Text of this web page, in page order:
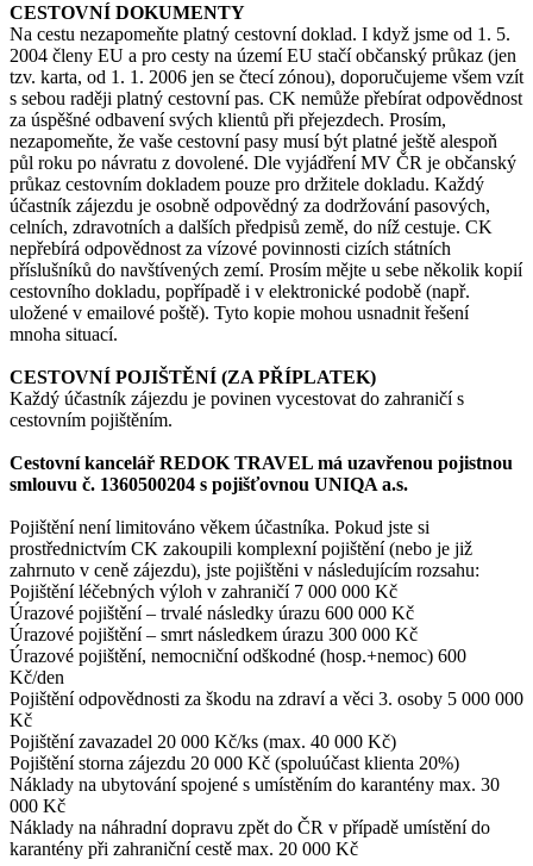
CESTOVNÍ DOKUMENTY
Na cestu nezapomeňte platný cestovní doklad. I když jsme od 1. 5.
2004 členy EU a pro cesty na území EU stačí občanský průkaz (jen
tzv. karta, od 1. 1. 2006 jen se čtecí zónou), doporučujeme všem vzít
s sebou raději platný cestovní pas. CK nemůže přebírat odpovědnost
za úspěšné odbavení svých klientů při přejezdech. Prosím,
nezapomeňte, že vaše cestovní pasy musí být platné ještě alespoň
půl roku po návratu z dovolené. Dle vyjádření MV ČR je občanský
průkaz cestovním dokladem pouze pro držitele dokladu. Každý
účastník zájezdu je osobně odpovědný za dodržování pasových,
celních, zdravotních a dalších předpisů země, do níž cestuje. CK
nepřebírá odpovědnost za vízové povinnosti cizích státních
příslušníků do navštívených zemí. Prosím mějte u sebe několik kopií
cestovního dokladu, popřípadě i v elektronické podobě (např.
uložené v emailové poště). Tyto kopie mohou usnadnit řešení
mnoha situací.
CESTOVNÍ POJIŠTĚNÍ (ZA PŘÍPLATEK)
Každý účastník zájezdu je povinen vycestovat do zahraničí s
cestovním pojištěním.
Cestovní kancelář REDOK TRAVEL má uzavřenou pojistnou
smlouvu č. 1360500204 s pojišťovnou UNIQA a.s.
Pojištění není limitováno věkem účastníka. Pokud jste si
prostřednictvím CK zakoupili komplexní pojištění (nebo je již
zahrnuto v ceně zájezdu), jste pojištěni v následujícím rozsahu:
Pojištění léčebných výloh v zahraničí 7 000 000 Kč
Úrazové pojištění – trvalé následky úrazu 600 000 Kč
Úrazové pojištění – smrt následkem úrazu 300 000 Kč
Úrazové pojištění, nemocniční odškodné (hosp.+nemoc) 600
Kč/den
Pojištění odpovědnosti za škodu na zdraví a věci 3. osoby 5 000 000
Kč
Pojištění zavazadel 20 000 Kč/ks (max. 40 000 Kč)
Pojištění storna zájezdu 20 000 Kč (spoluúčast klienta 20%)
Náklady na ubytování spojené s umístěním do karantény max. 30
000 Kč
Náklady na náhradní dopravu zpět do ČR v případě umístění do
karantény při zahraniční cestě max. 20 000 Kč